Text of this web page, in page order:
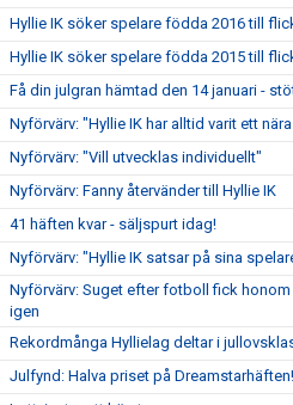
Hyllie IK söker spelare födda 2016 till
Hyllie IK söker spelare födda 2015 till
Få din julgran hämtad den 14 januari -
Nyförvärv: "Hyllie IK har alltid varit ett
Nyförvärv: "Vill utvecklas individuellt"
Nyförvärv: Fanny återvänder till Hyllie IK
41 häften kvar - säljspurt idag!
Nyförvärv: "Hyllie IK satsar på sina
Nyförvärv: Suget efter fotboll fick
igen
Rekordmånga Hyllielag deltar i
Julfynd: Halva priset på Dreamstarhäften!